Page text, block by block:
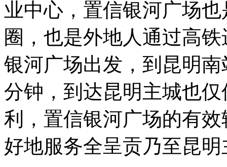
业中心，置信银河广场
圈，也是外地人通过高
银河广场出发，到昆明
分钟，到达昆明主城也
利，置信银河广场的有
好地服务全呈贡乃至昆